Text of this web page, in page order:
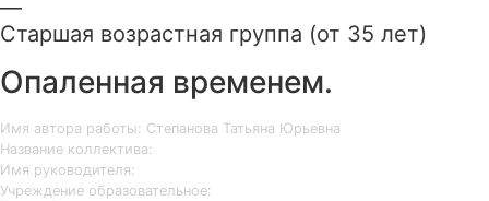
—
Старшая возрастная группа (от 35 лет)
Опаленная временем.
Имя автора работы: Степанова Татьяна Юрьевна
Название коллектива:
Имя руководителя:
Учреждение образовательное: